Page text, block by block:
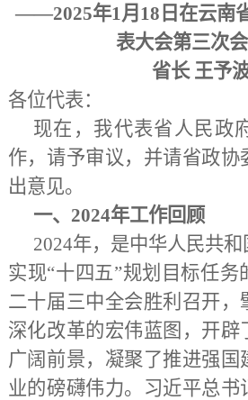
——2025年1月18日在云南
表大会第三次
省长 王予
各位代表：
现在，我代表省人民政
作，请予审议，并请省政协
出意见。
一、 2024年工作回顾
2024年，是中华人民共
实现“十四五”规划目标任务
二十届三中全会胜利召开，
深化改革的宏伟蓝图，开辟
广阔前景，凝聚了推进强国
业的磅礴伟力。习近平总书